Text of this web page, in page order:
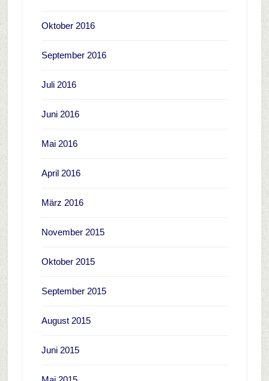
Oktober 2016
September 2016
Juli 2016
Juni 2016
Mai 2016
April 2016
März 2016
November 2015
Oktober 2015
September 2015
August 2015
Juni 2015